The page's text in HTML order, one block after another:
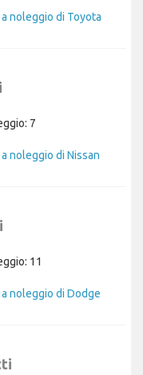
noleggio di Toyota
7
noleggio di Nissan
11
noleggio di Dodge